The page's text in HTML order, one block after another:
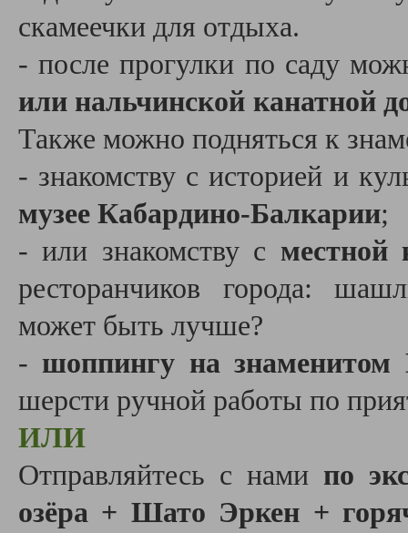
скамеечки для отдыха.
- после прогулки по саду
или нальчинской канатной
Также можно подняться к
- знакомству с историей и
музее Кабардино-Балкарии;
- или знакомству с местной
ресторанчиков города:
может быть лучше?
- шоппингу на знаменитом
шерсти ручной работы по
ИЛИ
Отправляйтесь с нами по
озёра + Шато Эркен +